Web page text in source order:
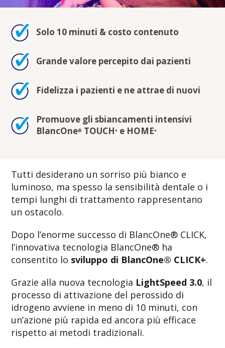
Solo 10 minuti & costo contenuto
Grande valore percepito dai pazienti
Fidelizza i pazienti e ne attrae di nuovi
Promuove gli sbiancamenti intensivi
BlancOne® TOUCH+ e HOME+
Tutti desiderano un sorriso più bianco e
luminoso, ma spesso la sensibilità dentale o i
tempi lunghi di trattamento rappresentano
un ostacolo.
Dopo l’enorme successo di BlancOne® CLICK,
l’innovativa tecnologia BlancOne® ha
consentito lo sviluppo di BlancOne® CLICK+.
Grazie alla nuova tecnologia LightSpeed 3.0, il
processo di attivazione del perossido di
idrogeno avviene in meno di 10 minuti, con
un’azione più rapida ed ancora più efficace
rispetto ai metodi tradizionali.